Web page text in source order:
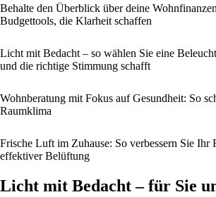
Behalte den Überblick über deine
Budgettools, die Klarheit schaffen
Licht mit Bedacht – so wählen Sie eine
und die richtige Stimmung schafft
Wohnberatung mit Fokus auf Gesundheit: So
Raumklima
Frische Luft im Zuhause: So verbessern Sie Ihr
effektiver Belüftung
Licht mit Bedacht – für Sie